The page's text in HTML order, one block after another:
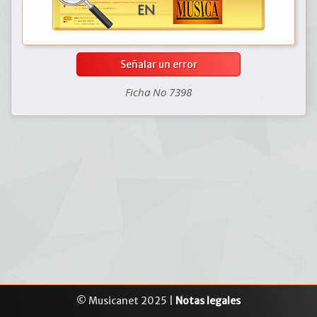
Señalar un error
Ficha No 7398
© Musicanet 2025 | Notas legales